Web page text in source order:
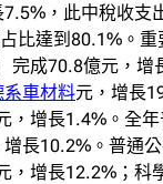
，此中稅收支
比達到80.1%。重
完成70.8億元，增
系車材料元，增長
，增長1.4%。全
長10.2%。普通
，增長12.2%；科